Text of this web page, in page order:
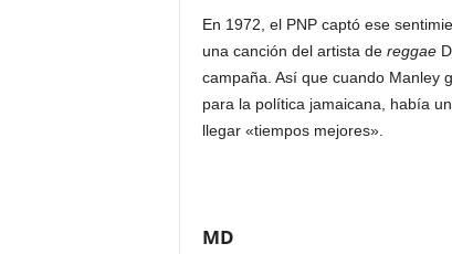
En 1972, el PNP captó ese
una canción del artista de reggae
campaña. Así que cuando Manley
para la política jamaicana, había
llegar «tiempos mejores».
MD